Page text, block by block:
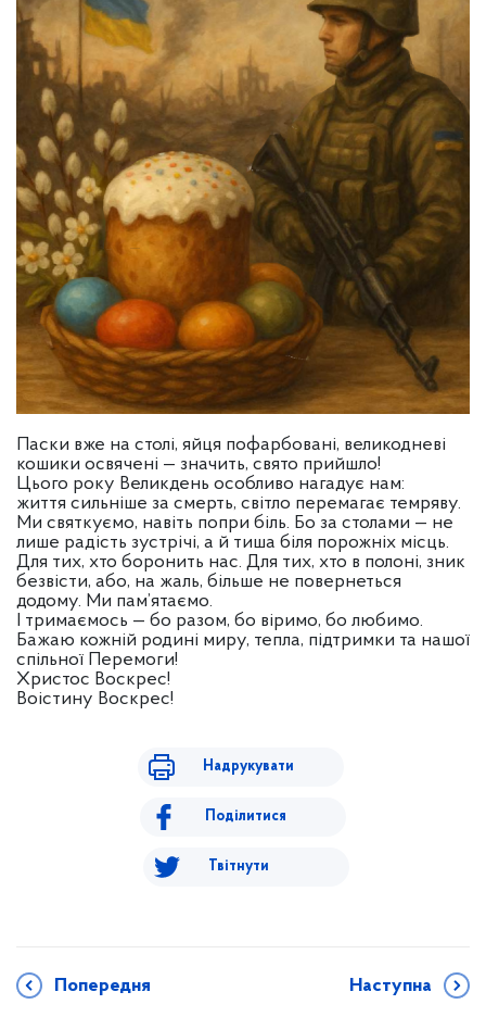
Паски вже на столі, яйця пофарбовані, великодневі
кошики освячені — значить, свято прийшло!
Цього року Великдень особливо нагадує нам:
життя сильніше за смерть, світло перемагає темряву.
Ми святкуємо, навіть попри біль. Бо за столами — не
лише радість зустрічі, а й тиша біля порожніх місць.
Для тих, хто боронить нас. Для тих, хто в полоні, зник
безвісти, або, на жаль, більше не повернеться
додому. Ми пам’ятаємо.
І тримаємось — бо разом, бо віримо, бо любимо.
Бажаю кожній родині миру, тепла, підтримки та нашої
спільної Перемоги!
Христос Воскрес!
Воістину Воскрес!
Надрукувати
Поділитися
Твітнути
Попередня Наступна